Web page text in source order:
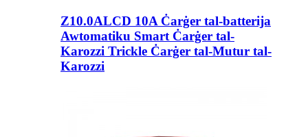
Z10.0ALCD 10A Ċarġer tal-batterija
Awtomatiku Smart Ċarġer tal-
Karozzi Trickle Ċarġer tal-Mutur tal-
Karozzi